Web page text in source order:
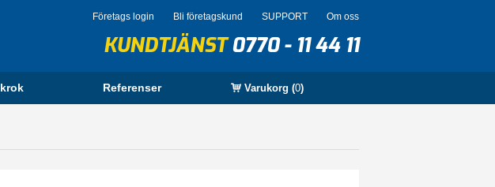
Företags login Bli företagskund SUPPORT Om oss
KUNDTJÄNST0770 - 11 44 11
Referenser Varukorg (0)